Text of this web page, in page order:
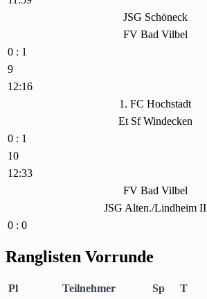
JSG Schöneck
FV Bad Vilbel
0 : 1
9
12:16
1. FC Hochstadt
Et Sf Windecken
0 : 1
10
12:33
FV Bad Vilbel
JSG Alten./Lindheim II
0 : 0
Ranglisten Vorrunde
Pl Teilnehmer Sp T